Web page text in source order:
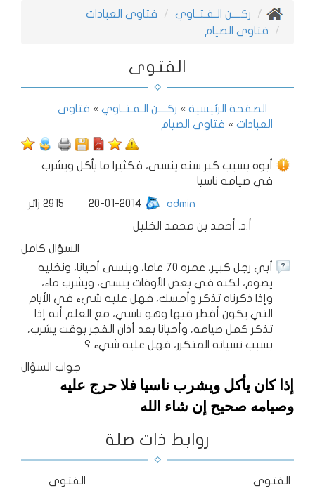
ركــــن الـفـتــاوي
فتاوى العبادات
فتاوى الصيام
الفتوى
الصفحة الرئيسية » ركــــن الـفـتــاوي » فتاوى
العبادات » فتاوى الصيام
أبوه بسبب كبر سنه ينسى، فكثيرا ما يأكل ويشرب
في صيامه ناسيا
2915 زائر 20-01-2014
admin
أ.د. أحمد بن محمد الخليل
السؤال كامل
أبي رجل كبير، عمره 70 عاما، وينسى أحيانا، ونخليه
يصوم، لكنه في بعض الأوقات ينسى، ويشرب ماء،
وإذا ذكرناه تذكر وأمسك، فهل عليه شيء في الأيام
التي يكون أفطر فيها وهو ناسي، مع العلم أنه إذا
تذكر كمل صيامه، وأحيانا بعد أذان الفجر بوقت يشرب،
بسبب نسيانه المتكرر، فهل عليه شيء ؟
جواب السؤال
إذا كان يأكل ويشرب ناسيا فلا حرج عليه
وصيامه صحيح إن شاء الله
روابط ذات صلة
الفتوى
الفتوى